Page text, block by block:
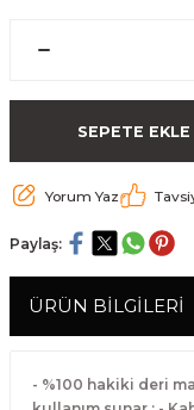
SEPETE EKLE
Yorum Yaz
Paylaş:
ÜRÜN BİLGİLERİ
- %100 hakiki deri